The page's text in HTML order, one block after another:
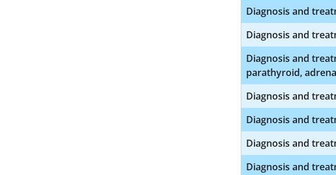
Diagnosis and
Diagnosis and
Diagnosis and
parathyroid,
Diagnosis and
Diagnosis and
Diagnosis and
Diagnosis and